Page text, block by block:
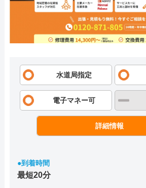
水道局指定
電子マネー可
詳細情報
●到着時間
最短20分